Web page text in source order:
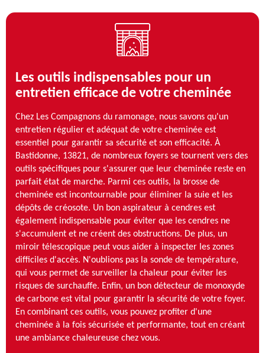
Les outils indispensables pour un
entretien efficace de votre cheminée
Chez Les Compagnons du ramonage, nous savons qu'un
entretien régulier et adéquat de votre cheminée est
essentiel pour garantir sa sécurité et son efficacité. À
Bastidonne, 13821, de nombreux foyers se tournent vers des
outils spécifiques pour s'assurer que leur cheminée reste en
parfait état de marche. Parmi ces outils, la brosse de
cheminée est incontournable pour éliminer la suie et les
dépôts de créosote. Un bon aspirateur à cendres est
également indispensable pour éviter que les cendres ne
s'accumulent et ne créent des obstructions. De plus, un
miroir télescopique peut vous aider à inspecter les zones
difficiles d'accès. N'oublions pas la sonde de température,
qui vous permet de surveiller la chaleur pour éviter les
risques de surchauffe. Enfin, un bon détecteur de monoxyde
de carbone est vital pour garantir la sécurité de votre foyer.
En combinant ces outils, vous pouvez profiter d'une
cheminée à la fois sécurisée et performante, tout en créant
une ambiance chaleureuse chez vous.